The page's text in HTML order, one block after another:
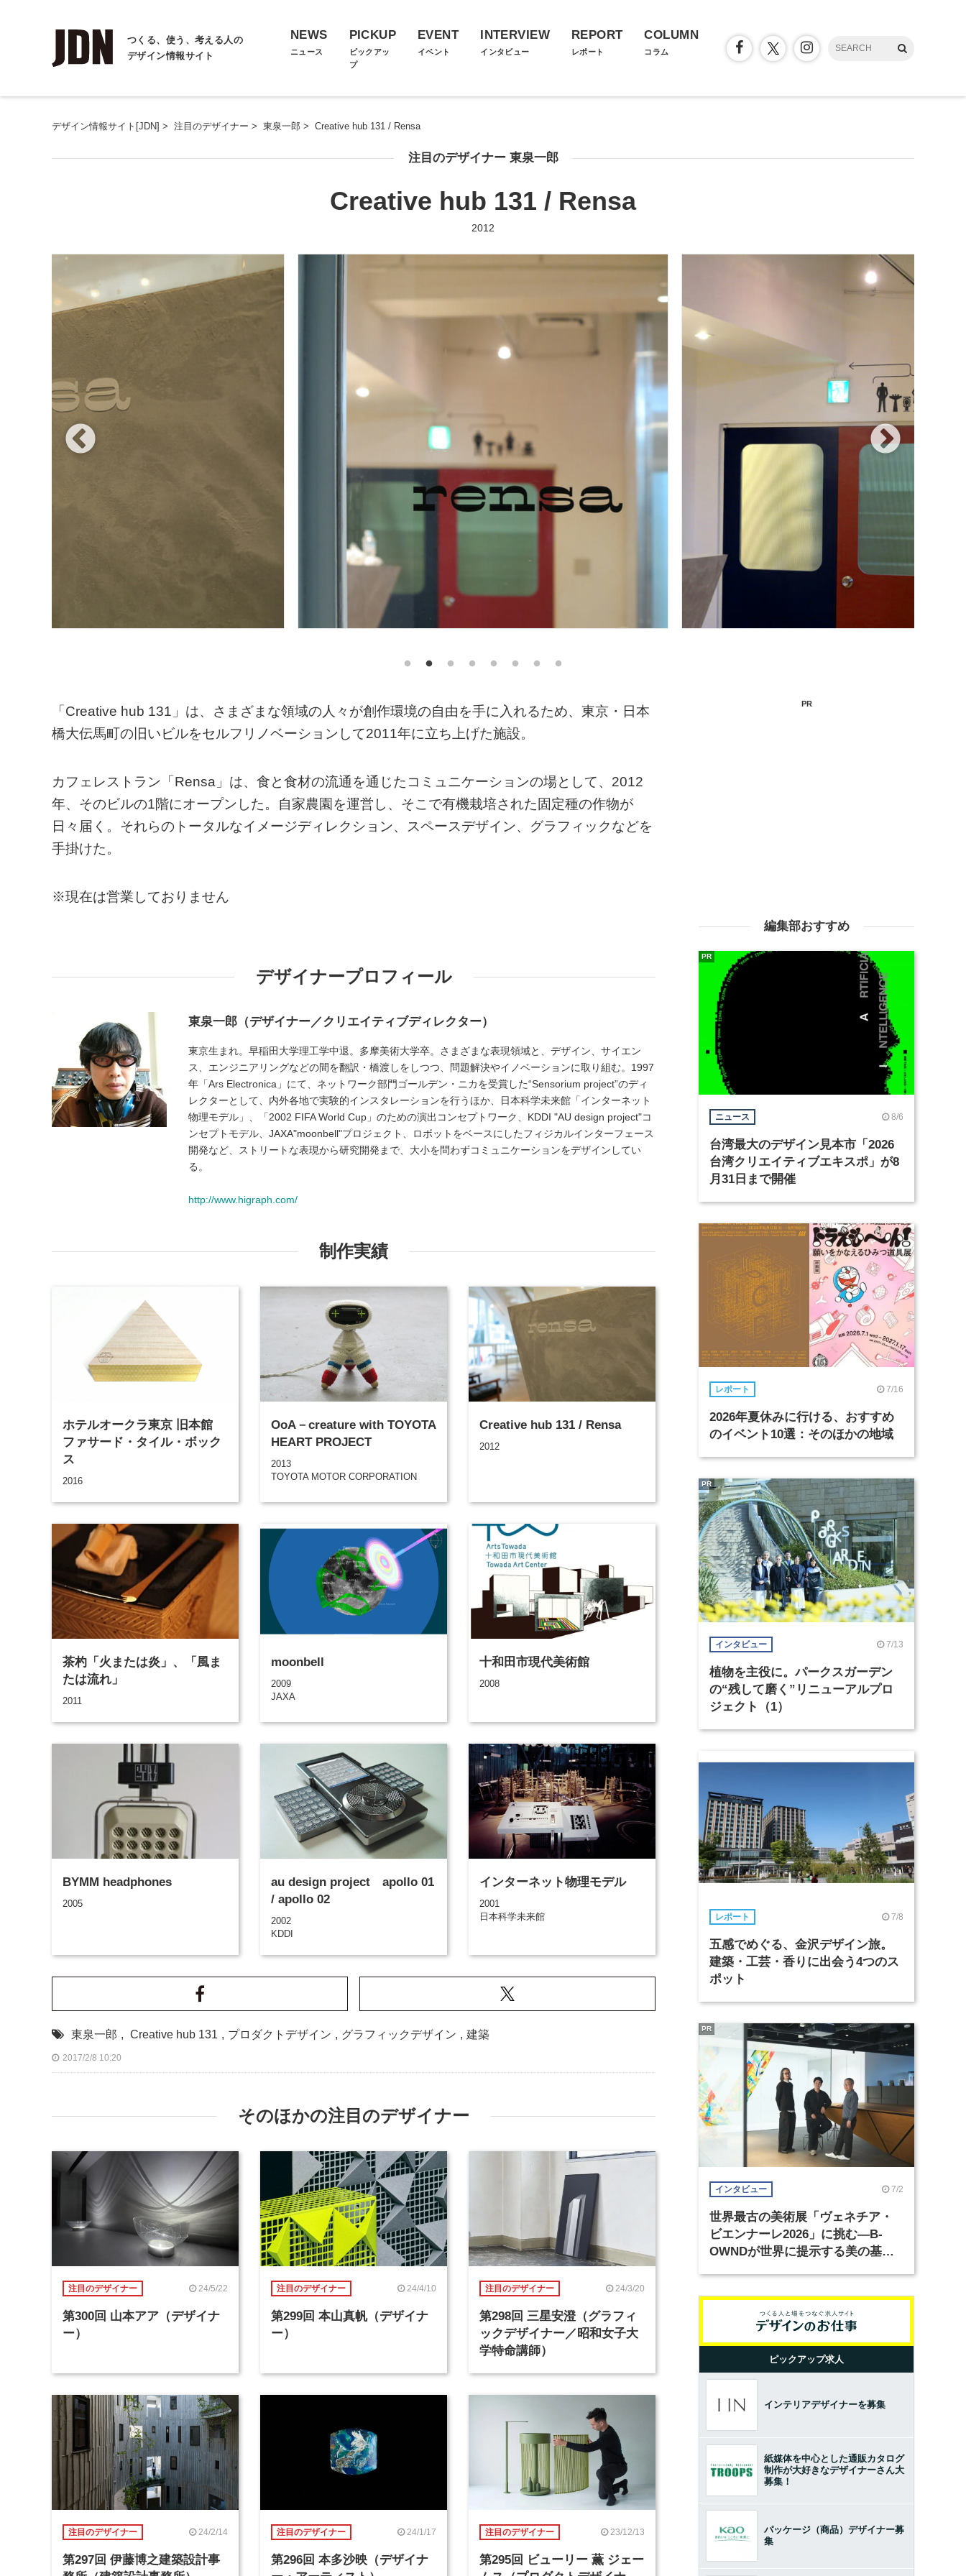
つくる、使う、考える人の
デザイン情報サイト
NEWS
ニュース
PICKUP
ピックアッ
プ
EVENT
イベント
INTERVIEW
インタビュー
REPORT
レポート
COLUMN
コラム
デザイン情報サイト[JDN] > 注目のデザイナー > 東泉一郎 > Creative hub 131 / Rensa
注目のデザイナー 東泉一郎
Creative hub 131 / Rensa
2012
「Creative hub 131」は、さまざまな領域の人々が創作環境の自由を手に入れるため、東京・日本
橋大伝馬町の旧いビルをセルフリノベーションして2011年に立ち上げた施設。
カフェレストラン「Rensa」は、食と食材の流通を通じたコミュニケーションの場として、2012
年、そのビルの1階にオープンした。自家農園を運営し、そこで有機栽培された固定種の作物が
日々届く。それらのトータルなイメージディレクション、スペースデザイン、グラフィックなどを
手掛けた。
※現在は営業しておりません
デザイナープロフィール
東泉一郎（デザイナー／クリエイティブディレクター）
東京生まれ。早稲田大学理工学中退。多摩美術大学卒。さまざまな表現領域と、デザイン、サイエン
ス、エンジニアリングなどの間を翻訳・橋渡しをしつつ、問題解決やイノベーションに取り組む。1997
年「Ars Electronica」にて、ネットワーク部門ゴールデン・ニカを受賞した“Sensorium project”のディ
レクターとして、内外各地で実験的インスタレーションを行うほか、日本科学未来館「インターネット
物理モデル」、「2002 FIFA World Cup」のための演出コンセプトワーク、KDDI "AU design project"コ
ンセプトモデル、JAXA"moonbell"プロジェクト、ロボットをベースにしたフィジカルインターフェース
開発など、ストリートな表現から研究開発まで、大小を問わずコミュニケーションをデザインしてい
る。
http://www.higraph.com/
制作実績
ホテルオークラ東京 旧本館
ファサード・タイル・ボック
ス
2016
OoA－creature with TOYOTA
HEART PROJECT
2013
TOYOTA MOTOR CORPORATION
Creative hub 131 / Rensa
2012
茶杓「火または炎」、「風ま
たは流れ」
2011
moonbell
2009
JAXA
十和田市現代美術館
2008
BYMM headphones
2005
au design project apollo 01
/ apollo 02
2002
KDDI
インターネット物理モデル
2001
日本科学未来館
東泉一郎 , Creative hub 131 , プロダクトデザイン , グラフィックデザイン , 建築
2017/2/8 10:20
そのほかの注目のデザイナー
注目のデザイナー 24/5/22
第300回 山本アア（デザイナ
ー）
注目のデザイナー 24/4/10
第299回 本山真帆（デザイナ
ー）
注目のデザイナー 24/3/20
第298回 三星安澄（グラフィ
ックデザイナー／昭和女子大
学特命講師）
注目のデザイナー 24/2/14
第297回 伊藤博之建築設計事
注目のデザイナー 24/1/17
第296回 本多沙映（デザイナ
注目のデザイナー 23/12/13
第295回 ビューリー 薫 ジェー
PR
編集部おすすめ
ニュース 8/6
台湾最大のデザイン見本市「2026
台湾クリエイティブエキスポ」が8
月31日まで開催
PR
レポート 7/16
2026年夏休みに行ける、おすすめ
のイベント10選：そのほかの地域
インタビュー 7/13
植物を主役に。パークスガーデン
の“残して磨く”リニューアルプロ
ジェクト（1）
PR
レポート 7/8
五感でめぐる、金沢デザイン旅。
建築・工芸・香りに出会う4つのス
ポット
インタビュー 7/2
世界最古の美術展「ヴェネチア・
ビエンナーレ2026」に挑む―B-
OWNDが世界に提示する美の基準
PR
ピックアップ求人
インテリアデザイナーを募集
紙媒体を中心とした通販カタログ
制作が大好きなデザイナーさん大
募集！
パッケージ（商品）デザイナー募
集